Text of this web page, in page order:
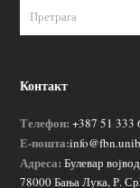
Контакт
Телефон: +387 51 333
Е-пошта:
Адреса: Булевар
78000 Бања Лука, Р.